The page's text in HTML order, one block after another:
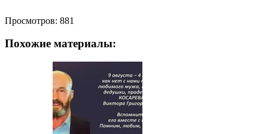
Просмотров: 881
Похожие материалы: